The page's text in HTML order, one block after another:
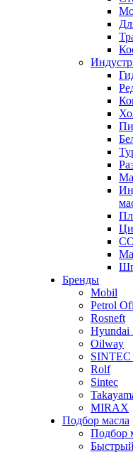
Бренды
Mobil
Petrol
Rosneft
Hyundai
Oilway
Rolf
Sintec
MIRAX
Подбор масла
Подбор